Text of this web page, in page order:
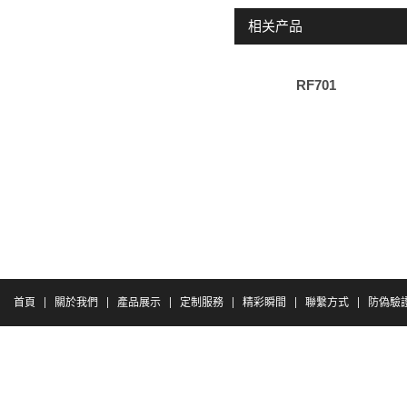
相关产品
RF701
首頁 關於我們 產品展示 定制服務 精彩瞬間 聯繫方式 防偽驗